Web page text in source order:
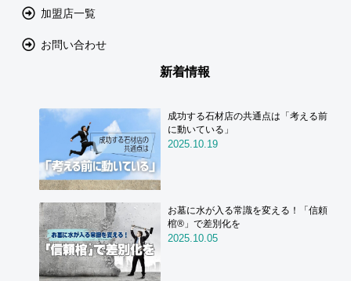
加盟店一覧
お問い合わせ
新着情報
成功する石材店の共通点は「考える前
に動いている」
2025.10.19
お墓に水が入る常識を変える！「信頼
棺®」で差別化を
2025.10.05